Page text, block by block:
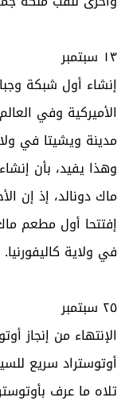
١٣ سبتمبر
إنشاء أول شبكة
الأميركية وفي
مدينة ويشيتا في
وهذا يفيد، بأن
ماك دونالد، إذ إن
في ولاية كاليفورنيا.
٢٥ سبتمبر
الإنتهاء من إنجاز
أوتوستراد سريع
تلاه ما عرف